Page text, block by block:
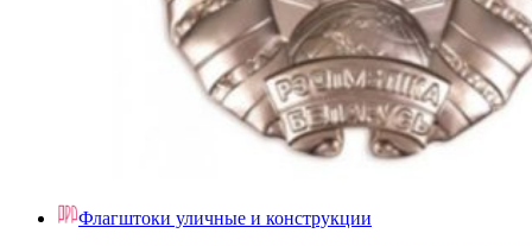
Флагштоки уличные и конструкции